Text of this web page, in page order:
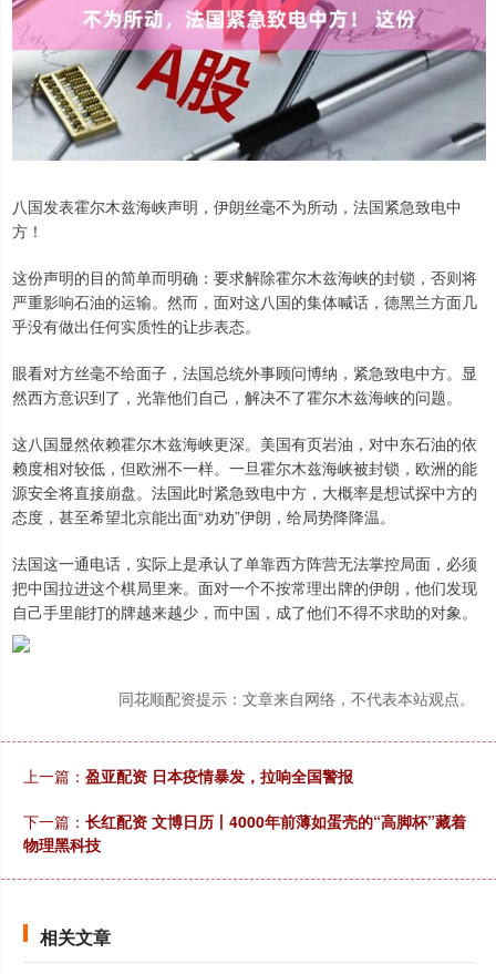
八国发表霍尔木兹海峡声明，伊朗丝毫不为所动，法国紧急致电中
方！
这份声明的目的简单而明确：要求解除霍尔木兹海峡的封锁，否则将
严重影响石油的运输。然而，面对这八国的集体喊话，德黑兰方面几
乎没有做出任何实质性的让步表态。
眼看对方丝毫不给面子，法国总统外事顾问博纳，紧急致电中方。显
然西方意识到了，光靠他们自己，解决不了霍尔木兹海峡的问题。
这八国显然依赖霍尔木兹海峡更深。美国有页岩油，对中东石油的依
赖度相对较低，但欧洲不一样。一旦霍尔木兹海峡被封锁，欧洲的能
源安全将直接崩盘。法国此时紧急致电中方，大概率是想试探中方的
态度，甚至希望北京能出面“劝劝”伊朗，给局势降降温。
法国这一通电话，实际上是承认了单靠西方阵营无法掌控局面，必须
把中国拉进这个棋局里来。面对一个不按常理出牌的伊朗，他们发现
自己手里能打的牌越来越少，而中国，成了他们不得不求助的对象。
同花顺配资提示：文章来自网络，不代表本站观点。
上一篇： 盈亚配资 日本疫情暴发，拉响全国警报
下一篇： 长红配资 文博日历丨4000年前薄如蛋壳的“高脚杯”藏着
物理黑科技
相关文章